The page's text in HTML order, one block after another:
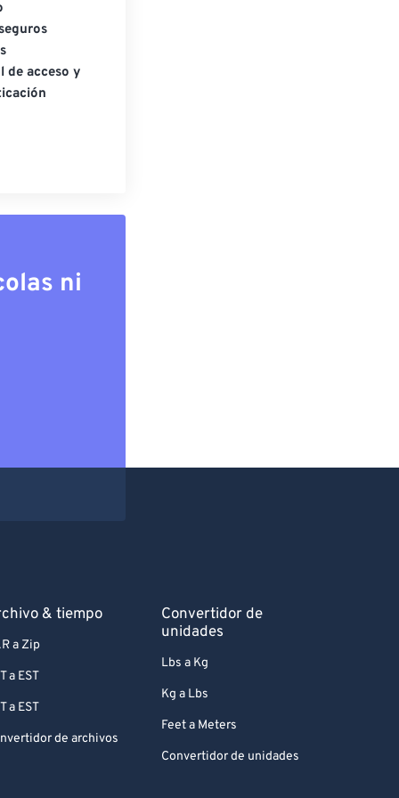
de acceso y
ni
& tiempo
a Zip
a EST
a EST
de archivos
Convertidor de
unidades
Lbs a Kg
Kg a Lbs
Feet a Meters
Convertidor de unidades